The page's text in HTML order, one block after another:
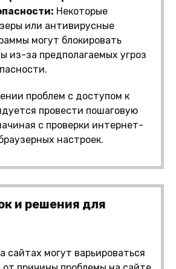
Некоторые
или антивирусные
могут блокировать
из-за предполагаемых угроз
проблем с доступом к
провести пошаговую
с проверки интернет-
настроек.
и решения для
сайтах могут варьироваться